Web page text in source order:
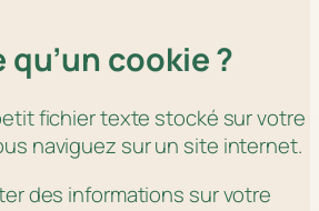
qu’un cookie ?
fichier texte stocké sur votre
naviguez sur un site internet.
des informations sur votre